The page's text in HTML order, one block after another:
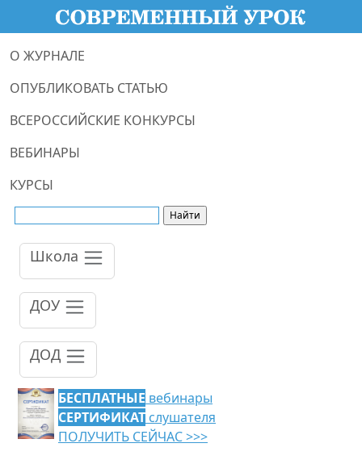
О ЖУРНАЛЕ
ОПУБЛИКОВАТЬ СТАТЬЮ
ВСЕРОССИЙСКИЕ КОНКУРСЫ
ВЕБИНАРЫ
КУРСЫ
Школа
ДОУ
ДОД
БЕСПЛАТНЫЕ вебинары
СЕРТИФИКАТ слушателя
ПОЛУЧИТЬ СЕЙЧАС >>>